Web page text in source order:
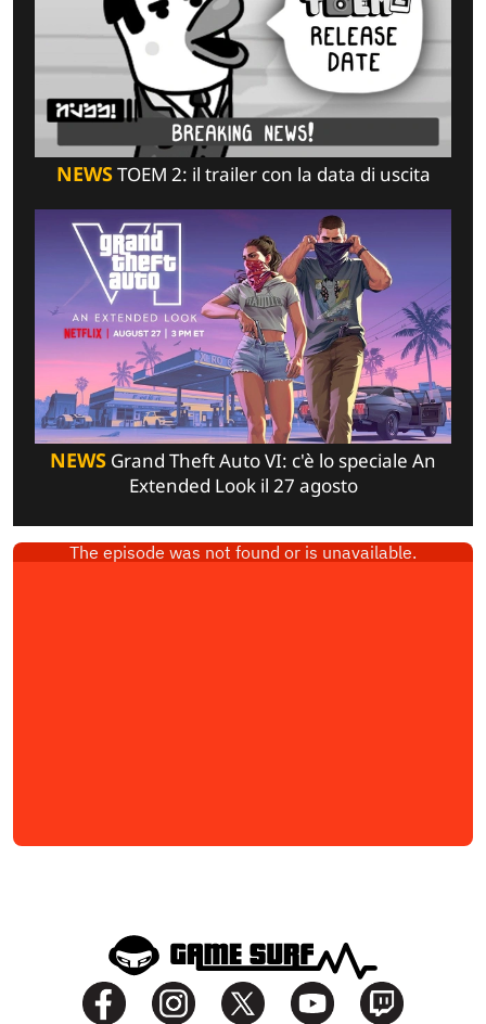
NEWSTOEM 2: il trailer con la data di uscita
NEWS Grand Theft Auto VI: c'è lo speciale An
Extended Look il 27 agosto